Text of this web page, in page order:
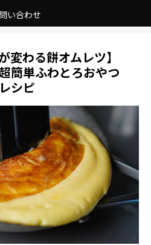
い合わせ
変わる餅オムレツ】
簡単ふわとろおやつ
シピ